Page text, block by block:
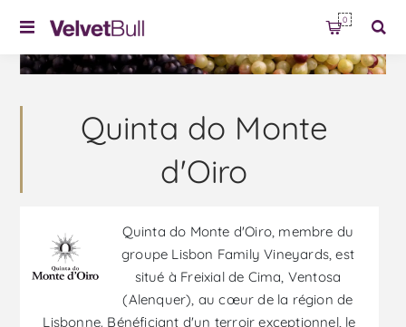
0
Quinta do Monte
d'Oiro
Quinta do Monte d'Oiro, membre du
groupe Lisbon Family Vineyards, est
situé à Freixial de Cima, Ventosa
(Alenquer), au cœur de la région de
Lisbonne. Bénéficiant d'un terroir exceptionnel, le